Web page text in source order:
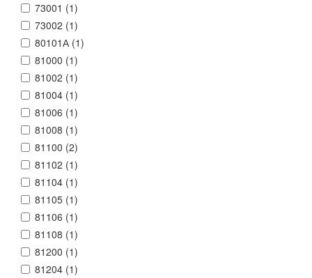
73001 (1)
73002 (1)
80101А (1)
81000 (1)
81002 (1)
81004 (1)
81006 (1)
81008 (1)
81100 (2)
81102 (1)
81104 (1)
81105 (1)
81106 (1)
81108 (1)
81200 (1)
81204 (1)